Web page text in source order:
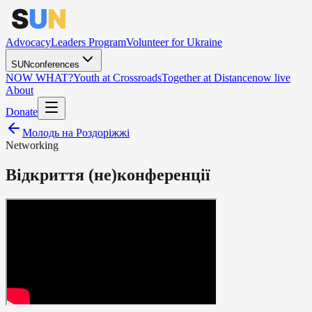
AdvocacyLeaders ProgramVolunteer for Ukraine
SUNconferences
NOW WHAT?Youth at CrossroadsTogether at Distancenow live
About
Donate
Молодь на Роздоріжжі
Networking
Відкриття (не)конференції